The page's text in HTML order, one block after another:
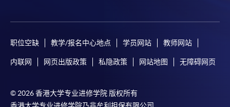
职位空缺 教学/报名中心地点 学员网站 教师网站
内联网 网页出版政策 私隐政策 网站地图 无障碍网页
© 2026 香港大学专业进修学院 版权所有